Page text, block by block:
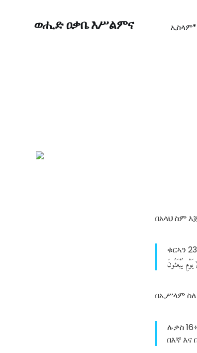
ወሒድ ዐቃቤ እሥልምና ኢስላም*
በአላህ ስም
ቁርኣን
يَوْمِيُبْعَثُونَ
በኢሥላም ስለ
ሉቃስ
በእኛ እና